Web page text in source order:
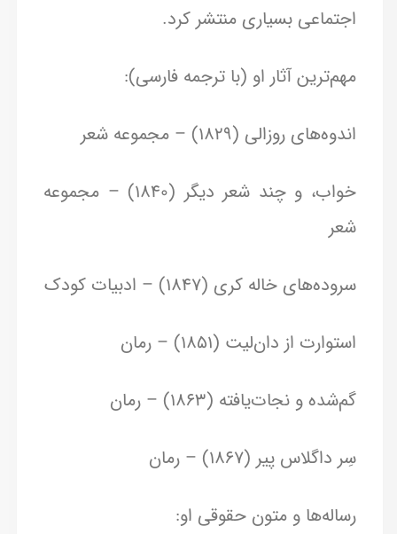
اجتماعی بسیاری منتشر کرد.
مهم‌ترین آثار او (با ترجمه فارسی):
اندوه‌های روزالی (۱۸۲۹) – مجموعه شعر
خواب، و چند شعر دیگر (۱۸۴۰) – مجموعه
شعر
سروده‌های خاله کری (۱۸۴۷) – ادبیات کودک
استوارت از دان‌لیت (۱۸۵۱) – رمان
گم‌شده و نجات‌یافته (۱۸۶۳) – رمان
سِر داگلاس پیر (۱۸۶۷) – رمان
رساله‌ها و متون حقوقی او: